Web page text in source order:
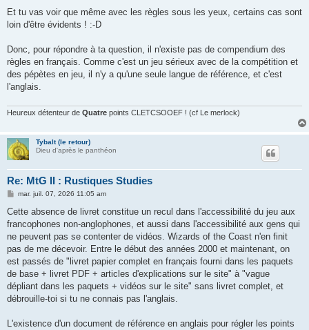
Et tu vas voir que même avec les règles sous les yeux, certains cas sont
loin d'être évidents ! :-D
Donc, pour répondre à ta question, il n'existe pas de compendium des
règles en français. Comme c'est un jeu sérieux avec de la compétition et
des pépètes en jeu, il n'y a qu'une seule langue de référence, et c'est
l'anglais.
Heureux détenteur de Quatre points CLETCSOOEF ! (cf Le merlock)
Tybalt (le retour)
Dieu d'après le panthéon
Re: MtG II : Rustiques Studies
M
s
a
g
mar. juil. 07, 2026 11:05 am
Cette absence de livret constitue un recul dans l'accessibilité du jeu aux
francophones non-anglophones, et aussi dans l'accessibilité aux gens qui
ne peuvent pas se contenter de vidéos. Wizards of the Coast n'en finit
pas de me décevoir. Entre le début des années 2000 et maintenant, on
est passés de "livret papier complet en français fourni dans les paquets
de base + livret PDF + articles d'explications sur le site" à "vague
dépliant dans les paquets + vidéos sur le site" sans livret complet, et
débrouille-toi si tu ne connais pas l'anglais.
L'existence d'un document de référence en anglais pour régler les points